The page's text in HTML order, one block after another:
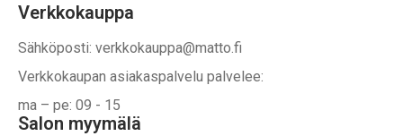
Verkkokauppa
Sähköposti: verkkokauppa@matto.fi
Verkkokaupan asiakaspalvelu palvelee:
ma – pe: 09 - 15
Salon myymälä